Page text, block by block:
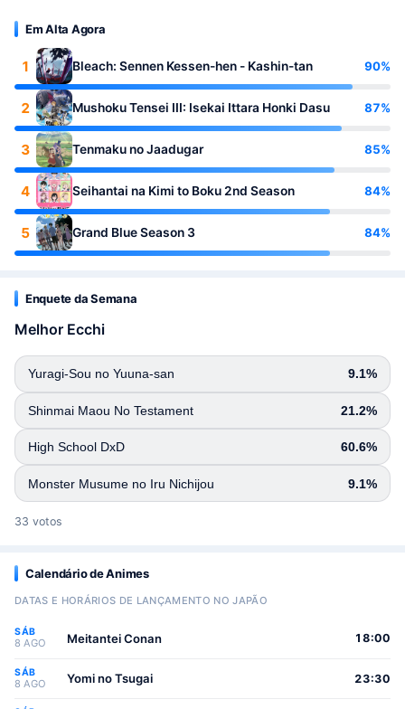
Em Alta Agora
1 Bleach: Sennen Kessen-hen - Kashin-tan 90%
2 Mushoku Tensei III: Isekai Ittara Honki Dasu 87%
3 Tenmaku no Jaadugar 85%
4 Seihantai na Kimi to Boku 2nd Season 84%
5 Grand Blue Season 3 84%
Enquete da Semana
Melhor Ecchi
Yuragi-Sou no Yuuna-san 9.1%
Shinmai Maou No Testament 21.2%
High School DxD 60.6%
Monster Musume no Iru Nichijou 9.1%
33 votos
Calendário de Animes
DATAS E HORÁRIOS DE LANÇAMENTO NO JAPÃO
SÁB
8 AGO Meitantei Conan 18:00
SÁB
8 AGO Yomi no Tsugai 23:30